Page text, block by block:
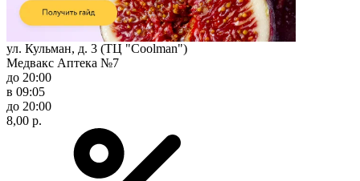
ул. Кульман, д. 3 (ТЦ "Coolman")
Медвакс Аптека №7
до 20:00
в 09:05
до 20:00
8,00 р.